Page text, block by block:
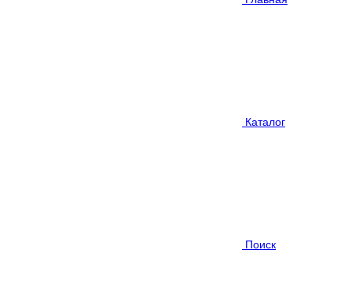
Каталог
Поиск